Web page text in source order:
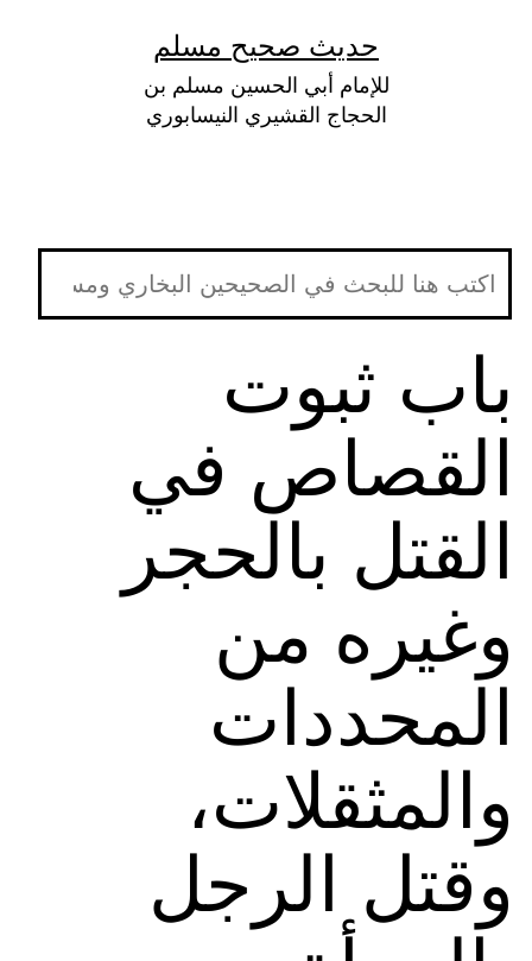
حديث صحيح مسلم
للإمام أبي الحسين مسلم بن
الحجاج القشيري النيسابوري
باب ثبوت
القصاص في
القتل بالحجر
وغيره من
المحددات
والمثقلات،
وقتل الرجل